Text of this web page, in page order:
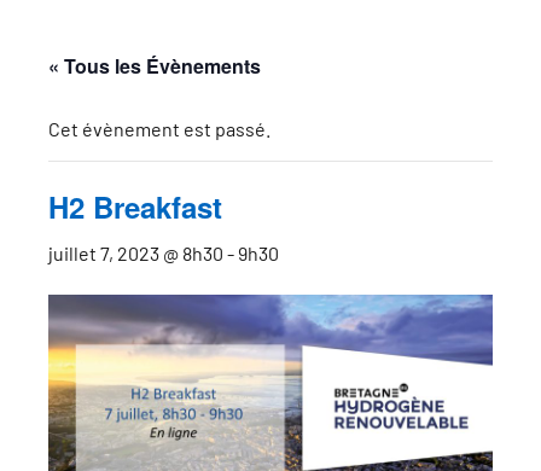
« Tous les Évènements
Cet évènement est passé.
H2 Breakfast
juillet 7, 2023 @ 8h30 - 9h30